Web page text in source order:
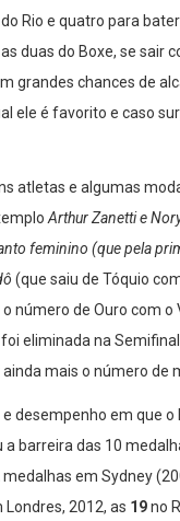
Rio e quatro para
duas do Boxe, se sair
grandes chances de
ele é favorito e caso
atletas e algumas
Arthur Zanetti e
feminino (que pela
(que saiu de Tóquio
número de Ouro com
eliminada na
mais o número de
desempenho em que
barreira das 10
medalhas em Sydney
2012, as 19no